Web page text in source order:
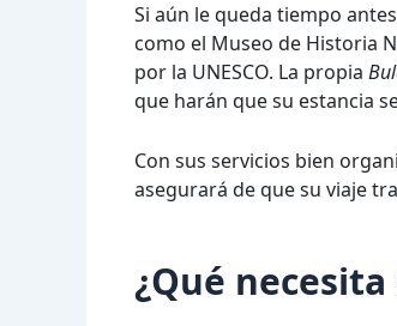
Si aún le queda tiempo
como el Museo de Historia
por la UNESCO. La propia
que harán que su estancia
Con sus servicios bien
asegurará de que su viaje
¿Qué